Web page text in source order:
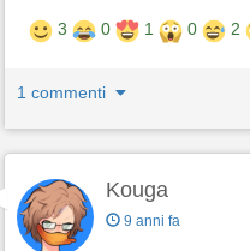
3 0 1 0 2
1 commenti
Kouga
9 anni fa